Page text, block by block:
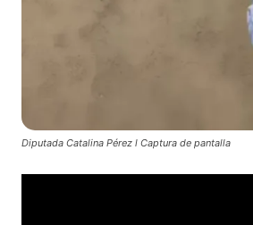
Diputada Catalina Pérez l Captura de pantalla